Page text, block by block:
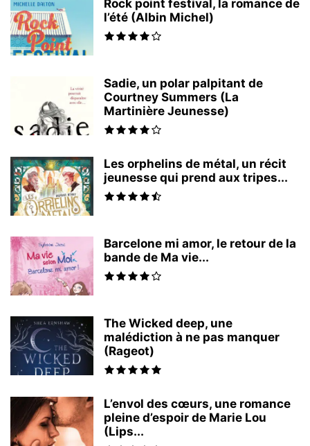
Rock point festival, la romance de
l’été (Albin Michel)
Sadie, un polar palpitant de
Courtney Summers (La
Martinière Jeunesse)
Les orphelins de métal, un récit
jeunesse qui prend aux tripes...
Barcelone mi amor, le retour de la
bande de Ma vie...
The Wicked deep, une
malédiction à ne pas manquer
(Rageot)
L’envol des cœurs, une romance
pleine d’espoir de Marie Lou
(Lips...